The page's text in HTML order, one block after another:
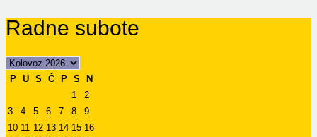
Radne subote
P U S Č P S
N
1
2
3
4 5 6 7 8
9
10 11 12 13 14 15 16